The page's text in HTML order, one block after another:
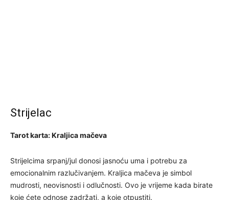
Strijelac
Tarot karta: Kraljica mačeva
Strijelcima srpanj/jul donosi jasnoću uma i potrebu za
emocionalnim razlučivanjem. Kraljica mačeva je simbol
mudrosti, neovisnosti i odlučnosti. Ovo je vrijeme kada birate
koje ćete odnose zadržati, a koje otpustiti.